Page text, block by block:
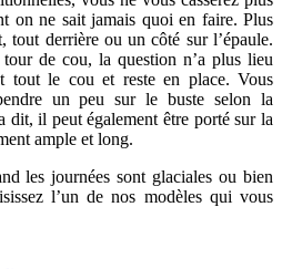
on ne sait jamais quoi en faire. Plus
tout derrière ou un côté sur l’épaule.
de cou, la question n’a plus lieu
tout le cou et reste en place. Vous
un peu sur le buste selon la
dit, il peut également être porté sur la
ample et long.
les journées sont glaciales ou bien
l’un de nos modèles qui vous